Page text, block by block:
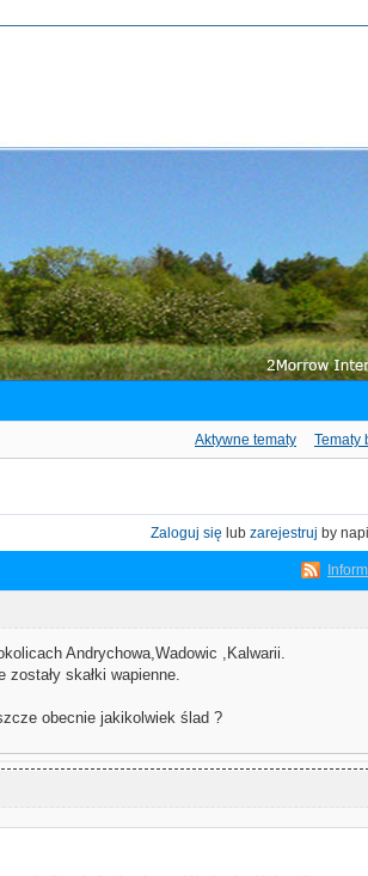
Aktywne tematy Tematy
Zaloguj się lub zarejestruj by
Andrychowa,Wadowic ,Kalwarii.
skałki wapienne.
obecnie jakikolwiek ślad ?